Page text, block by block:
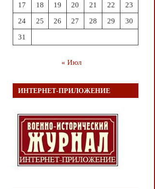
17 18 19 20 21 22 23
24 25 26 27 28 29 30
31
« Июл
ИНТЕРНЕТ-ПРИЛОЖЕНИЕ